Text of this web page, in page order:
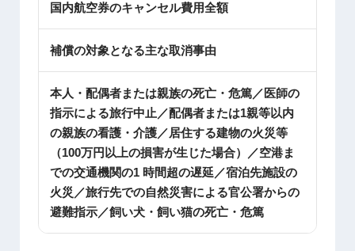
国内航空券のキャンセル費用全額
補償の対象となる主な取消事由
本人・配偶者または親族の死亡・危篤／医師の
指示による旅行中止／配偶者または1親等以内
の親族の看護・介護／居住する建物の火災等
（100万円以上の損害が生じた場合）／空港ま
での交通機関の1 時間超の遅延／宿泊先施設の
火災／旅行先での自然災害による官公署からの
避難指示／飼い犬・飼い猫の死亡・危篤